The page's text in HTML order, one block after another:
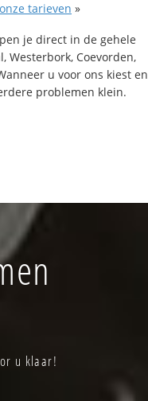
onze tarieven »
je direct in de gehele
Westerbork, Coevorden,
u voor ons kiest en
problemen klein.
u klaar!